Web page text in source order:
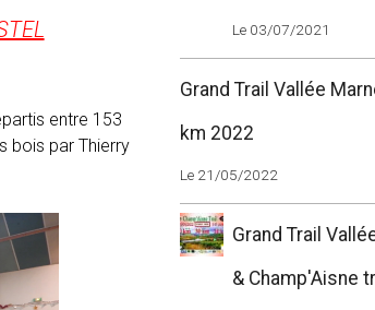
entre 153
bois par Thierry
Le 03/07/2021
Grand Trail Vallée
km 2022
Le 21/05/2022
Grand Trail
& Champ'Aisne